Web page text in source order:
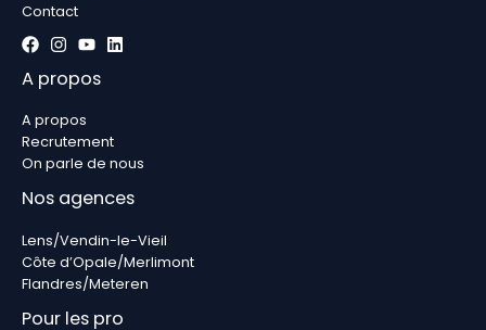
Contact
A propos
A propos
Recrutement
On parle de nous
Nos agences
Lens/Vendin-le-Vieil
Côte d’Opale/Merlimont
Flandres/Meteren
Pour les pro